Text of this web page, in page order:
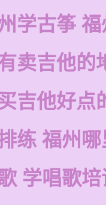
学古筝
卖吉他的
吉他好点
练 福州
学唱歌培